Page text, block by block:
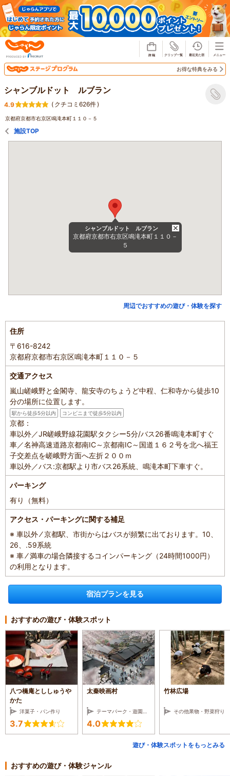
お得な特典をみる
シャンブルドット ルブラン
4.9 ( クチコミ626件)
京都府京都市右京区鳴滝本町１１０－５
施設TOP
シャンブルドット ルブラン
京都府京都市右京区鳴滝本町１１０－
５
周辺でおすすめの遊び・体験を探す
住所
〒616-8242
京都府京都市右京区鳴滝本町１１０－５
交通アクセス
嵐山嵯峨野と金閣寺、龍安寺のちょうど中程、仁和寺から徒歩10
分の場所に位置します。
駅から徒歩5分以内 コンビニまで徒歩5分以内
京都：
車以外／JR嵯峨野線花園駅タクシー5分/バス26番鳴滝本町すぐ
車／名神高速道路京都南IC～京都南IC～国道１６２号を北へ福王
子交差点を嵯峨野方面へ左折２００ｍ
車以外／バス:京都駅より市バス26系統、鳴滝本町下車すぐ。
パーキング
有り（無料）
アクセス・パーキングに関する補足
※ 車以外 ⁄ 京都駅、市街からはバスが頻繁に出ております。10、
26、.59系統
※ 車 ⁄ 満車の場合隣接するコインパーキング（24時間1000円）
の利用となります。
宿泊プランを見る
おすすめの遊び・体験スポット
八つ橋庵とししゅうや
かた
洋菓子・パン作り
3.7
太秦映画村
4.0
竹林広場
その他果物・野菜狩り
遊び・体験スポットをもっとみる
おすすめの遊び・体験ジャンル